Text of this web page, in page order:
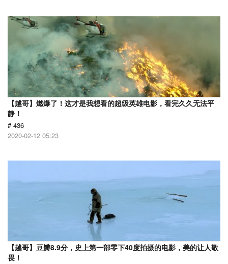
【越哥】燃爆了！这才是我想看的超级英雄电影，看完久久无法平
静！
# 436
2020-02-12 05:23
【越哥】豆瓣8.9分，史上第一部零下40度拍摄的电影，美的让人敬
畏！